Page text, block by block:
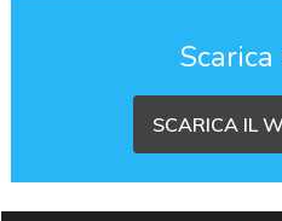
SCARICA IL